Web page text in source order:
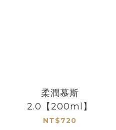
柔潤慕斯
2.0【200ml】
NT$720